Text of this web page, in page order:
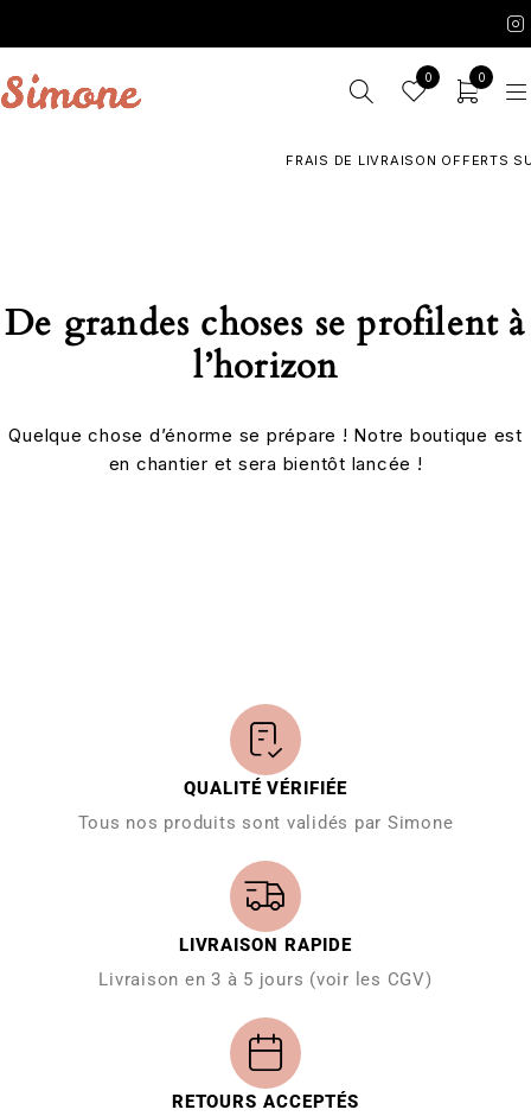
0 0
FRAIS DE LIVRAISON OFFERTS
De grandes choses se profilent à
l’horizon
Quelque chose d’énorme se prépare ! Notre boutique est
en chantier et sera bientôt lancée !
QUALITÉ VÉRIFIÉE
Tous nos produits sont validés par Simone
LIVRAISON RAPIDE
Livraison en 3 à 5 jours (voir les CGV)
RETOURS ACCEPTÉS